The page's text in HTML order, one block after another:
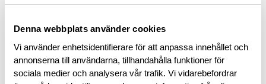
Denna webbplats använder cookies
Vi använder enhetsidentifierare för att anpassa innehållet och
annonserna till användarna, tillhandahålla funktioner för
sociala medier och analysera vår trafik. Vi vidarebefordrar